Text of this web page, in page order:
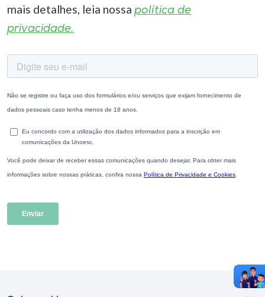
mais detalhes, leia nossa política de
privacidade.